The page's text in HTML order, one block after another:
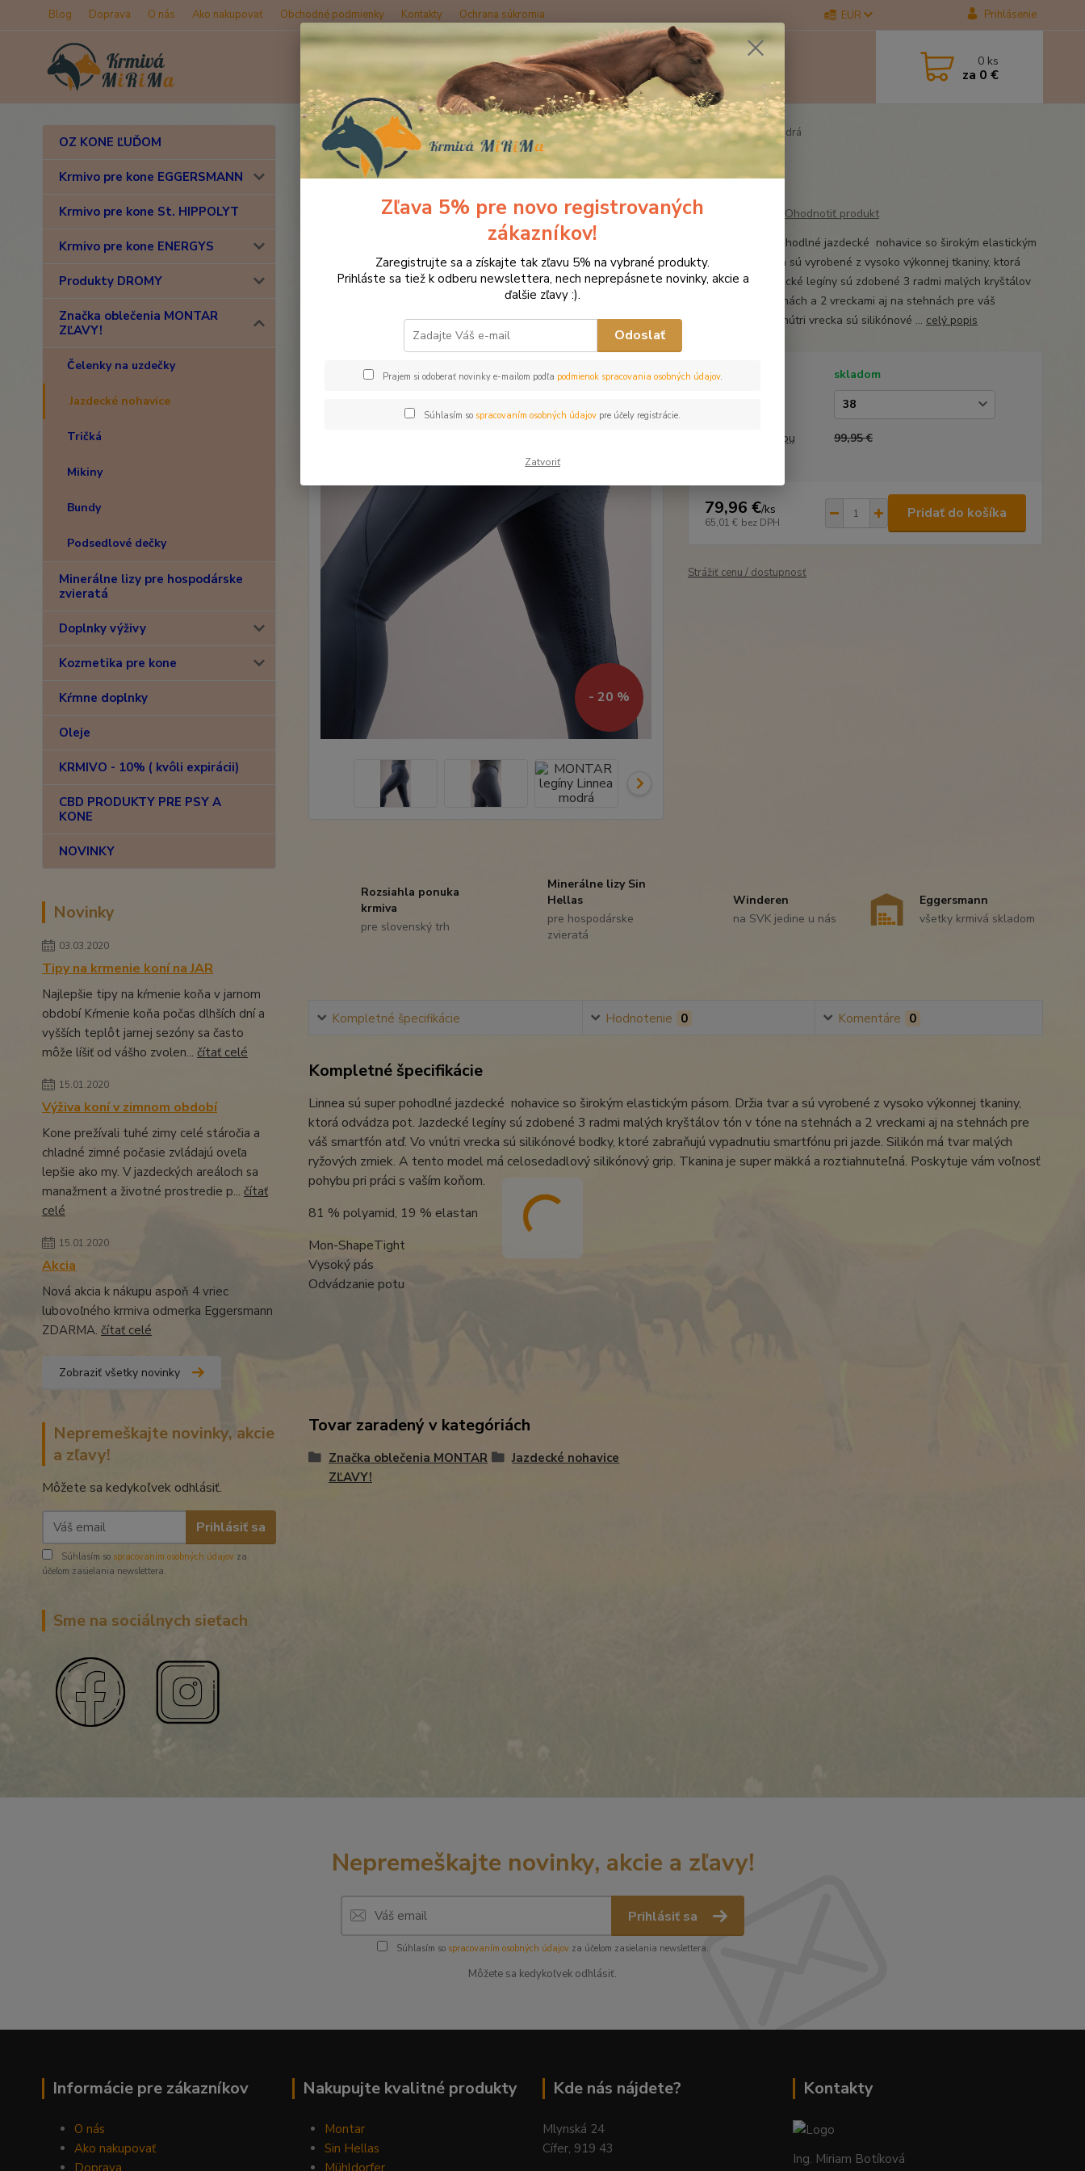
Blog Doprava O nás Ako nakupovať Obchodné podmienky Kontakty Ochrana súkromia EUR Prihlásenie
Hľadať 0 ks
za 0 €
OZ KONE ĽUĎOM
Krmivo pre kone EGGERSMANN
Krmivo pre kone St. HIPPOLYT
Krmivo pre kone ENERGYS
Produkty DROMY
Značka oblečenia MONTAR
ZĽAVY!
Čelenky na uzdečky
Jazdecké nohavice
Tričká
Mikiny
Bundy
Podsedlové dečky
Minerálne lizy pre hospodárske
zvieratá
Doplnky výživy
Kozmetika pre kone
Kŕmne doplnky
Oleje
KRMIVO - 10% ( kvôli expirácii)
CBD PRODUKTY PRE PSY A
KONE
NOVINKY
Novinky
03.03.2020
Tipy na krmenie koní na JAR
Najlepšie tipy na kŕmenie koňa v jarnom
období Kŕmenie koňa počas dlhších dní a
vyšších teplôt jarnej sezóny sa často
môže líšiť od vášho zvolen... čítať celé
15.01.2020
Výživa koní v zimnom období
Kone prežívali tuhé zimy celé stáročia a
chladné zimné počasie zvládajú oveľa
lepšie ako my. V jazdeckých areáloch sa
manažment a životné prostredie p... čítať
celé
15.01.2020
Akcia
Nová akcia k nákupu aspoň 4 vriec
lubovoľného krmiva odmerka Eggersmann
ZDARMA. čítať celé
Zobraziť všetky novinky
Nepremeškajte novinky, akcie
a zľavy!
Môžete sa kedykoľvek odhlásiť.
Prihlásiť sa
Súhlasím so spracovaním osobných údajov za
účelom zasielania newslettera.
Sme na sociálnych sieťach
Úvod Značka oblečenia MONTAR ZĽAVY! Jazdecké nohavice MONTAR legíny Linnea modrá
MONTAR legíny Linnea modrá
- 20 %
Ohodnotiť produkt
Linnea sú super pohodlné jazdecké nohavice so širokým elastickým
pásom. Držia tvar a sú vyrobené z vysoko výkonnej tkaniny, ktorá
odvádza pot. Jazdecké legíny sú zdobené 3 radmi malých kryštálov
tón v tóne na stehnách a 2 vreckami aj na stehnách pre váš
smartfón atď. Vo vnútri vrecka sú silikónové ... celý popis
Dostupnosť
skladom
Cena pred zľavou 99,95 €
79,96 €/ks
65,01 € bez DPH
Pridať do košíka
Strážiť cenu / dostupnosť
Rozsiahla ponuka
krmiva
pre slovenský trh
Minerálne lizy Sin
Hellas
pre hospodárske
zvieratá
Winderen
na SVK jedine u nás
Eggersmann
všetky krmivá skladom
Kompletné špecifikácie Hodnotenie 0 Komentáre 0
Kompletné špecifikácie
Linnea sú super pohodlné jazdecké nohavice so širokým elastickým pásom. Držia tvar a sú vyrobené z vysoko výkonnej tkaniny,
ktorá odvádza pot. Jazdecké legíny sú zdobené 3 radmi malých kryštálov tón v tóne na stehnách a 2 vreckami aj na stehnách pre
váš smartfón atď. Vo vnútri vrecka sú silikónové bodky, ktoré zabraňujú vypadnutiu smartfónu pri jazde. Silikón má tvar malých
ryžových zrniek. A tento model má celosedadlový silikónový grip. Tkanina je super mäkká a roztiahnuteľná. Poskytuje vám voľnosť
pohybu pri práci s vaším koňom.
81 % polyamid, 19 % elastan
Mon-ShapeTight
Vysoký pás
Odvádzanie potu
Tovar zaradený v kategóriách
Značka oblečenia MONTAR
ZĽAVY!
Jazdecké nohavice
Nepremeškajte novinky, akcie a zľavy!
Prihlásiť sa
Súhlasím so spracovaním osobných údajovza účelom zasielania newslettera.
Môžete sa kedykoľvek odhlásiť.
Informácie pre zákazníkov
O nás
Ako nakupovať
Doprava
Nakupujte kvalitné produkty
Montar
Sin Hellas
Mühldorfer
Kde nás nájdete?
Mlynská 24
Cífer, 919 43
Kontakty
Ing. Miriam Botíková
Zľava 5% pre novo registrovaných
zákazníkov!
Zaregistrujte sa a získajte tak zľavu 5% na vybrané produkty.
Prihláste sa tiež k odberu newslettera, nech neprepásnete novinky, akcie a
ďalšie zľavy :).
Odoslať
Prajem si odoberať novinky e-mailom podľa podmienok spracovania osobných údajov.
Súhlasím so spracovaním osobných údajov pre účely registrácie.
Zatvoriť